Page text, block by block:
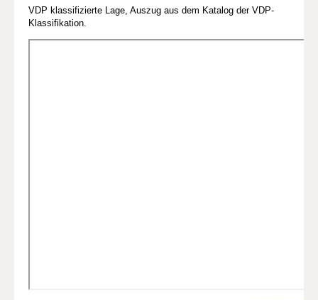
VDP klassifizierte Lage, Auszug aus dem Katalog der VDP-
Klassifikation.